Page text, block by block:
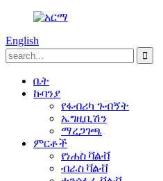
English
ቤት
ኩባንያ
የፋብሪካ ጉብኝት
ኤግዚቢሽን
ማረጋገጫ
ምርቶች
የነሐስ ቫልቭ
ብራስ ቫልቭ